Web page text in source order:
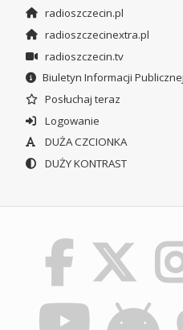
radioszczecin.pl
radioszczecinextra.pl
radioszczecin.tv
Biuletyn Informacji Publicznej
Posłuchaj teraz
Logowanie
DUŻA CZCIONKA
DUŻY KONTRAST